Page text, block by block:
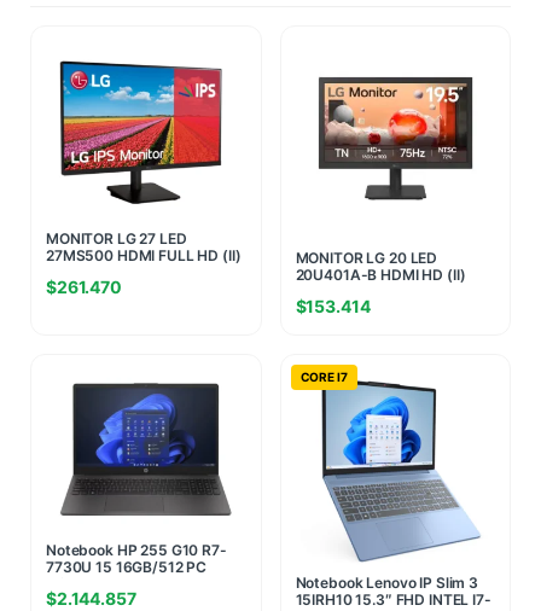
MONITOR LG 27 LED
27MS500 HDMI FULL HD (II)
$261.470
MONITOR LG 20 LED
20U401A-B HDMI HD (II)
$153.414
Notebook HP 255 G10 R7-
7730U 15 16GB/512 PC
$2.144.857
CORE I7
Notebook Lenovo IP Slim 3
15IRH10 15.3″ FHD INTEL I7-